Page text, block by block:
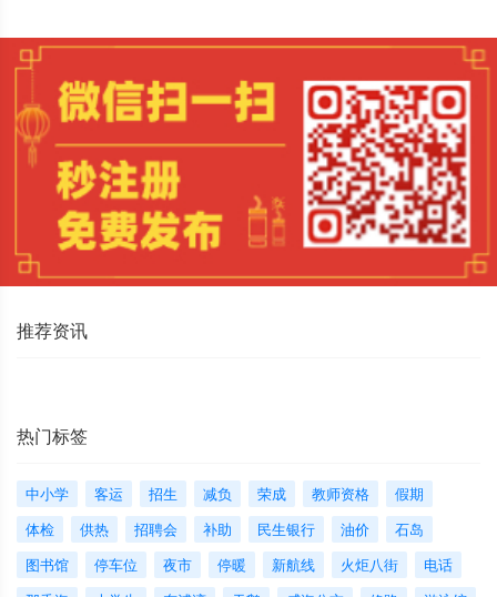
推荐资讯
热门标签
中小学 客运 招生 减负 荣成 教师资格
假期
体检
供热 招聘会 补助 民生银行 油价
石岛
图书馆
停车位 夜市 停暖 新航线 火炬八街
电话